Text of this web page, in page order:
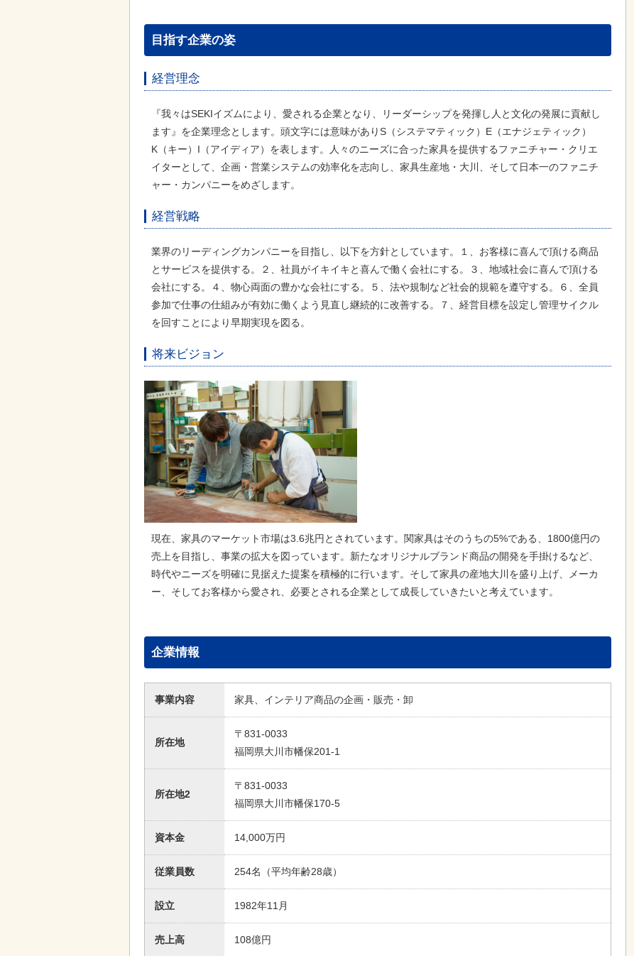
目指す企業の姿
経営理念
『我々はSEKIイズムにより、愛される企業となり、リーダーシップを発揮し人と文化の発展に貢献し
ます』を企業理念とします。頭文字には意味がありS（システマティック）E（エナジェティック）
K（キー）I（アイディア）を表します。人々のニーズに合った家具を提供するファニチャー・クリエ
イターとして、企画・営業システムの効率化を志向し、家具生産地・大川、そして日本一のファニチ
ャー・カンパニーをめざします。
経営戦略
業界のリーディングカンパニーを目指し、以下を方針としています。１、お客様に喜んで頂ける商品
とサービスを提供する。２、社員がイキイキと喜んで働く会社にする。３、地域社会に喜んで頂ける
会社にする。４、物心両面の豊かな会社にする。５、法や規制など社会的規範を遵守する。６、全員
参加で仕事の仕組みが有効に働くよう見直し継続的に改善する。７、経営目標を設定し管理サイクル
を回すことにより早期実現を図る。
将来ビジョン
現在、家具のマーケット市場は3.6兆円とされています。関家具はそのうちの5%である、1800億円の
売上を目指し、事業の拡大を図っています。新たなオリジナルブランド商品の開発を手掛けるなど、
時代やニーズを明確に見据えた提案を積極的に行います。そして家具の産地大川を盛り上げ、メーカ
ー、そしてお客様から愛され、必要とされる企業として成長していきたいと考えています。
企業情報
事業内容 家具、インテリア商品の企画・販売・卸
所在地
〒831-0033
福岡県大川市幡保201-1
所在地2
〒831-0033
福岡県大川市幡保170-5
資本金 14,000万円
従業員数 254名（平均年齢28歳）
設立 1982年11月
売上高 108億円